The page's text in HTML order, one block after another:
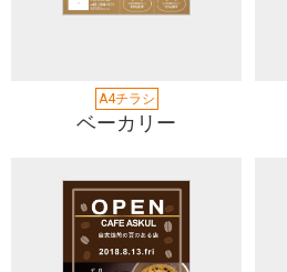
A4チラシ
ベーカリー